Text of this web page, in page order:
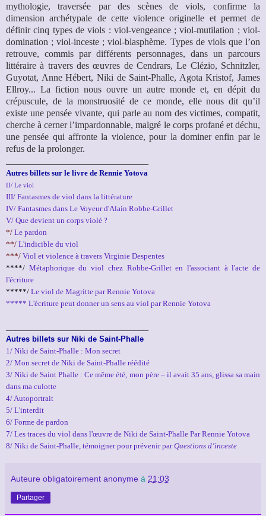
mythologie, traversée par des scènes de viols, confirme la
dimension archétypale de cette violence originelle et permet de
définir cinq types de viols : viol-vengeance ; viol-mutilation ; viol-
domination ; viol-inceste ; viol-blasphème. Types de viols que l’on
retrouve, commis par différents personnages, dans un parcours
littéraire à travers des œuvres de Cendrars, Le Clézio, Schnitzler,
Guyotat, Anne Hébert, Niki de Saint-Phalle, Agota Kristof, James
Ellroy... La fiction nous ouvre un autre monde et, en dépit du
crépuscule, de la monstruosité de ce monde, elle nous dit qu’il
existe une pensée vivante, qui parle au nom des victimes, compatit,
cherche à cerner l’impardonnable, malgré le corps profané et déchu,
une pensée qui affronte la violence, pour la dominer enfin par le
refus de la prolonger.
Autres billets sur le livre de Rennie Yotova
II/ Le viol
III/ Fantasmes de viol dans la littérature
IV/ Fantasmes dans Le Voyeur d'Alain Robbe-Grillet
V/ Que devient un corps violé ?
*/ Le pardon
**/ L'indicible du viol
***/ Viol et violence à travers Virginie Despentes
****/ Métaphorique du viol chez Robbe-Grillet en l'associant à l'acte de
l'écriture
*****/ Le viol de Magritte par Rennie Yotova
***** L'écriture peut donner un sens au viol par Rennie Yotova
Autres billets sur Niki de Saint-Phalle
1/ Niki de Saint-Phalle : Mon secret
2/ Mon secret de Niki de Saint-Phalle réédité
3/ Niki de Saint Phalle : Ce même été, mon père – il avait 35 ans, glissa sa main
dans ma culotte
4/ Autoportrait
5/ L'interdit
6/ Forme de pardon
7/ Les traces du viol dans l'œuvre de Niki de Saint-Phalle Par Rennie Yotova
8/ Niki de Saint-Phalle, témoigner pour prévenir parQuestions d’inceste
Auteure obligatoirement anonyme à 21:03
Partager